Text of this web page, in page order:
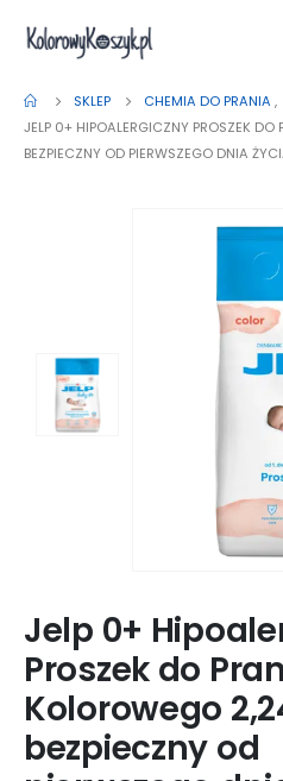
SKLEP CHEMIA DO PRANIA ,
JELP 0+ HIPOALERGICZNY PROSZEK
BEZPIECZNY OD PIERWSZEGO DNIA
Jelp 0+
Proszek do
Kolorowego
bezpieczny od